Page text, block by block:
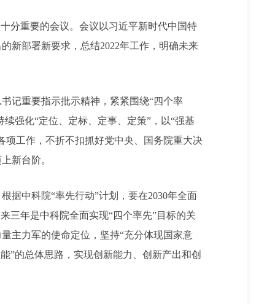
重要的会议。会议以习近平新时代中国特
新部署新要求，总结2022年工作，明确未来
记重要指示批示精神，紧紧围绕“四个率
强化“定位、定标、定事、定策”，以“强基
项工作，不折不扣抓好党中央、国务院重大决
新台阶。
中科院“率先行动”计划，要在2030年全面
三年是中科院全面实现“四个率先”目标的关
主力军的使命定位，坚持“充分体现国家意
”的总体思路，实现创新能力、创新产出和创